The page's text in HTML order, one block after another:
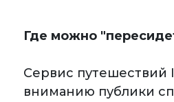
Где можно
Сервис путешествий
вниманию публики